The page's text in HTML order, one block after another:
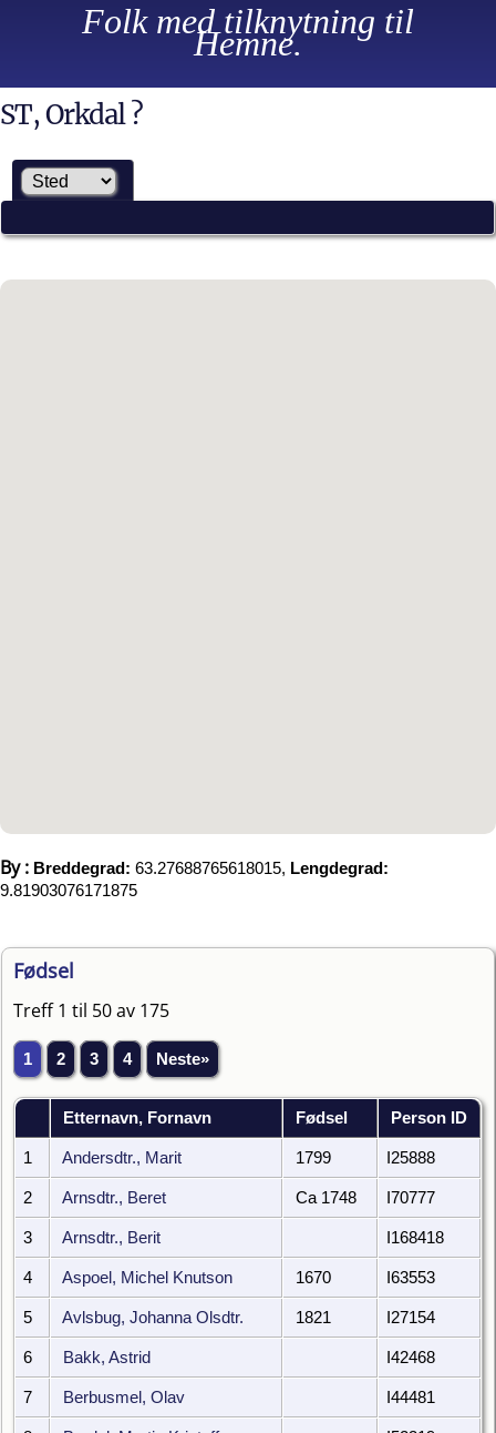
Folk med tilknytning til
Hemne.
ST, Orkdal ?
By : Breddegrad: 63.27688765618015, Lengdegrad:
9.81903076171875
Fødsel
Treff 1 til 50 av 175
1 2 3 4 Neste»
Etternavn, Fornavn Fødsel Person ID
1 Andersdtr., Marit 1799 I25888
2 Arnsdtr., Beret Ca 1748 I70777
3 Arnsdtr., Berit I168418
4 Aspoel, Michel Knutson 1670 I63553
5 Avlsbug, Johanna Olsdtr. 1821 I27154
6 Bakk, Astrid I42468
7 Berbusmel, Olav I44481